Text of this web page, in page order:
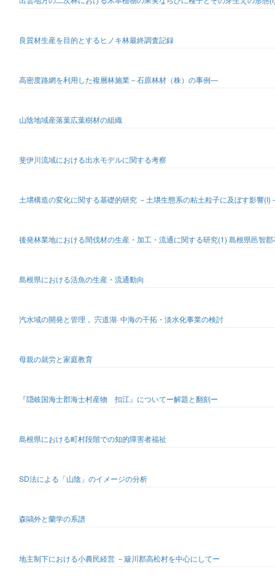
良質材生産を目的とするヒノキ林最終調査記録
高密度路網を利用した複層林施業－石原林材（株）の事例―
山陰地域産落葉広葉樹材の組織
斐伊川流域における出水モデルに関する考察
土壌構造の変化に関する基礎的研究 －土壌生態系の粘土粒子に及ぼす影響(I)
後発林業地における間伐材の生産・加工・流通に関する研究(1) 島根県邑智
島根県における活魚の生産・流通動向
汽水域の開発と管理， 宍道湖· 中海の干拓・淡水化事業の検討
母親の就労と家庭教育
『隠岐国海士郡海士村産物 扣江』についてー解題と翻刻ー
島根県における町村段階での知的障害者福祉
SD法による「山陰」のイメージの分析
森鷗外と蘭学の系譜
地主制下における小農民経営 －簸川郡高松村を中心にしてー